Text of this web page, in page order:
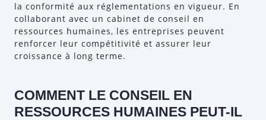
la conformité aux réglementations en vigueur. En
collaborant avec un cabinet de conseil en
ressources humaines, les entreprises peuvent
renforcer leur compétitivité et assurer leur
croissance à long terme.
COMMENT LE CONSEIL EN
RESSOURCES HUMAINES PEUT-IL